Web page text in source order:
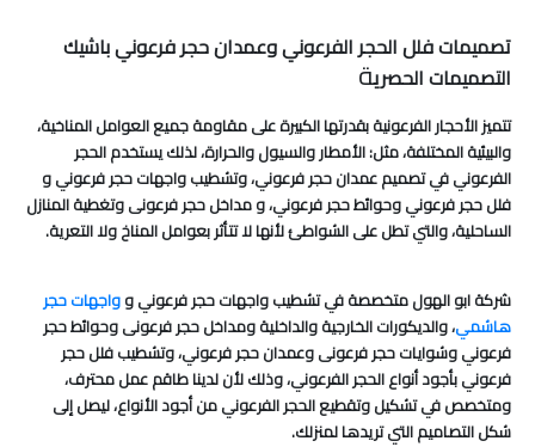
تصميمات فلل الحجر الفرعوني وعمدان حجر فرعوني باشيك
التصميمات الحصرية
تتميز الأحجار الفرعونية بقدرتها الكبيرة على مقاومة جميع العوامل المناخية،
والبيئية المختلفة، مثل: الأمطار والسيول والحرارة، لذلك يستخدم الحجر
الفرعوني في تصميم عمدان حجر فرعوني، وتشطيب واجهات حجر فرعوني و
فلل حجر فرعوني وحوائط حجر فرعوني، و مداخل حجر فرعونى وتغطية المنازل
الساحلية، والتي تطل على الشواطئ لأنها لا تتأثر بعوامل المناخ ولا التعرية.
شركة ابو الهول متخصصة في تشطيب واجهات حجر فرعوني وواجهات حجر
هاشمي، والديكورات الخارجية والداخلية ومداخل حجر فرعونى وحوائط حجر
فرعوني وشوايات حجر فرعونى وعمدان حجر فرعوني، وتشطيب فلل حجر
فرعوني بأجود أنواع الحجر الفرعوني، وذلك لأن لدينا طاقم عمل محترف،
ومتخصص في تشكيل وتقطيع الحجر الفرعوني من أجود الأنواع، ليصل إلى
شكل التصاميم التي تريدها لمنزلك.